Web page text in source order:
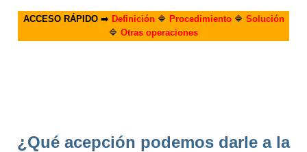
ACCESO RÁPIDO➡️ Definición🔷 Procedimiento🔷 Solución
🔷 Otras operaciones
¿Qué acepción podemos darle a la